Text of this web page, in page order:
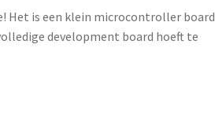
Het is een klein microcontroller board
development board hoeft te